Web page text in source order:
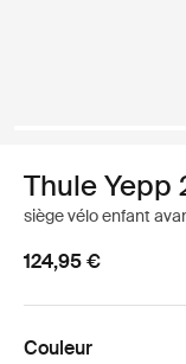
Thule Yepp
siège vélo enfant
124,95 €
Couleur